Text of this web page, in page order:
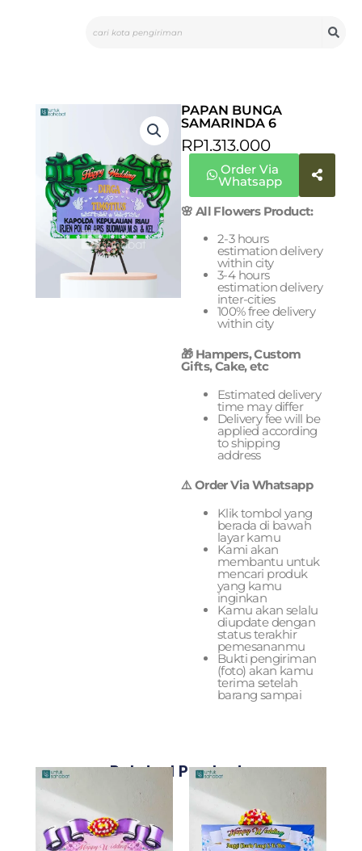
PAPAN BUNGA
SAMARINDA 6
RP1.313.000
Order Via
Whatsapp
🌸 All Flowers Product:
2-3 hours
estimation delivery
within city
3-4 hours
estimation delivery
inter-cities
100% free delivery
within city
🎁 Hampers, Custom
Gifts, Cake, etc
Estimated delivery
time may differ
Delivery fee will be
applied according
to shipping
address
⚠️ Order Via Whatsapp
Klik tombol yang
berada di bawah
layar kamu
Kami akan
membantu untuk
mencari produk
yang kamu
inginkan
Kamu akan selalu
diupdate dengan
status terakhir
pemesananmu
Bukti pengiriman
(foto) akan kamu
terima setelah
barang sampai
Related Products